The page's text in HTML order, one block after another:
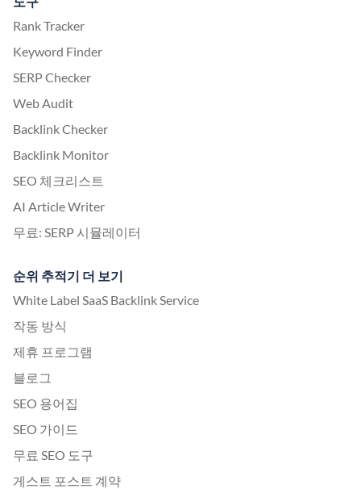
Rank Tracker
Keyword Finder
SERP Checker
Web Audit
Backlink Checker
Backlink Monitor
SEO 체크리스트
AI Article Writer
무료: SERP 시뮬레이터
순위 추적기 더 보기
White Label SaaS Backlink Service
작동 방식
제휴 프로그램
블로그
SEO 용어집
SEO 가이드
무료 SEO 도구
게스트 포스트 계약